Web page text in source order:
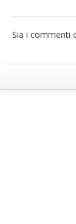
Sia i commenti